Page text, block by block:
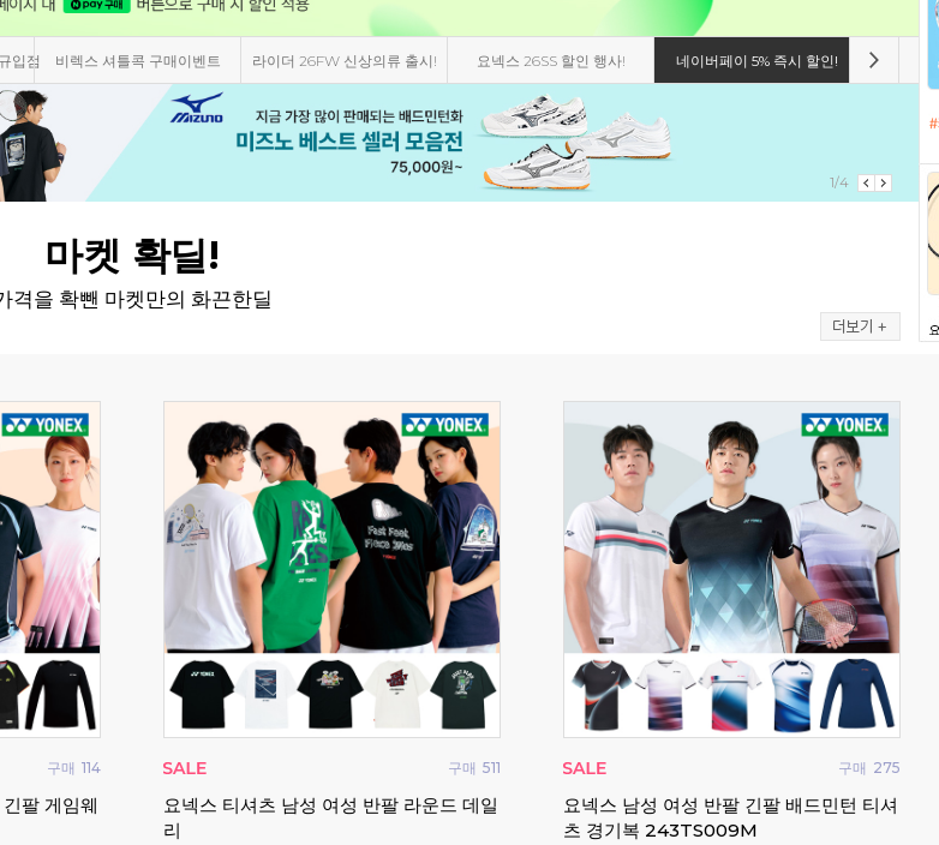
입점 비렉스 셔틀콕 구매이벤트 라이더 26FW 신상의류 출시! 요넥스 26SS 할인 행사! 네이버페이 5% 즉시 할인! 비트로
1/4
마켓 확딜!
격을 확뺀 마켓만의 화끈한딜
구매 114
팔 게임웨
구매 511
요넥스 티셔츠 남성 여성 반팔 라운드 데일
리
구매 275
요넥스 남성 여성 반팔 긴팔 배드민턴 티셔
츠 경기복 243TS009M